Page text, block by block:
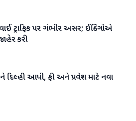
ટ્રાફિક પર ગંભીર અસર; ઈન્ડિગોએ
કરી
દિલ્હી આપી, ફી અને પ્રવેશ માટે નવા